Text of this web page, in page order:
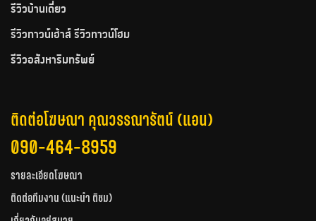
รีวิวบ้านเดี่ยว
รีวิวทาวน์เฮ้าส์ รีวิวทาวน์โฮม
รีวิวอสังหาริมทรัพย์
ติดต่อโฆษณา คุณวรรณารัตน์ (แอน)
090-464-8959
รายละเอียดโฆษณา
ติดต่อทีมงาน (แนะนำ ติชม)